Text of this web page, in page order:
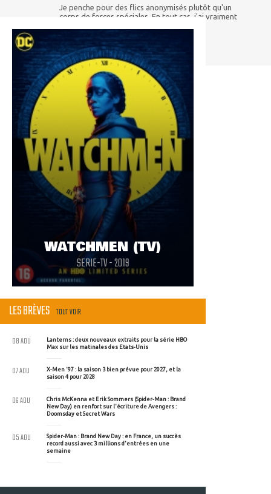
Je penche pour des flics anonymisés plutôt qu'un
corps de forces spéciales. En tout cas, j'ai vraiment
WATCHMEN (TV)
SERIE-TV - 2019
LES BRÈVES TOUT VOIR
Lanterns : deux nouveaux extraits pour la série HBO
Max sur les matinales des Etats-Unis
08 AOU
X-Men '97 : la saison 3 bien prévue pour 2027, et la
saison 4 pour 2028
07 AOU
Chris McKenna et Erik Sommers (Spider-Man : Brand
New Day) en renfort sur l'écriture de Avengers :
Doomsday et Secret Wars
06 AOU
Spider-Man : Brand New Day : en France, un succès
record aussi avec 3 millions d'entrées en une
semaine
05 AOU